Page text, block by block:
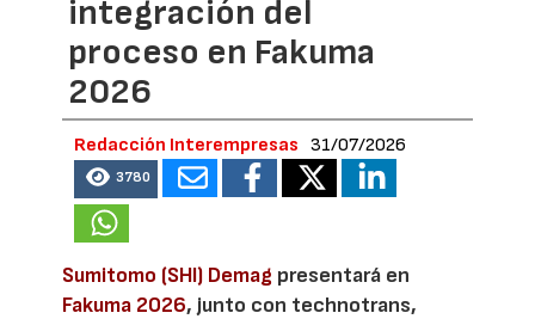
integración del
proceso en Fakuma
2026
Redacción Interempresas 31/07/2026
3780
Sumitomo (SHI) Demag presentará en
Fakuma 2026, junto con technotrans,